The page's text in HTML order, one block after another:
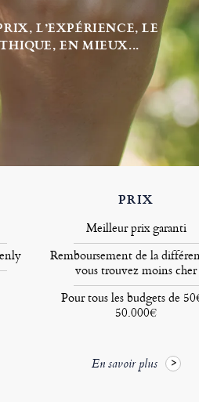
L’EXPÉRIENCE, LE
EN MIEUX...
PRIX
Meilleur prix garanti
Remboursement de la
vous trouvez moins cher
Pour tous les budgets de
50.000€
En savoir plus